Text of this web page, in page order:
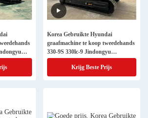
Korea Gebruikte Hyundai
graafmachine te koop tweedehands
330-9S 330lc-9 Jindongyu
Machinery
Krijg Beste Prijs